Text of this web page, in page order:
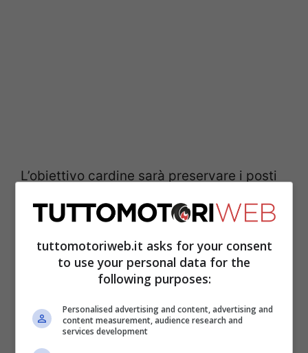
L’obiettivo cardine sarà preservare i posti
di lavoro sul lungo periodo, considerando
che dovrà fabbricare circa 250.000 veicoli
in meno a causa di componenti mancanti.
Il problema dovrebbe rientrare all’inizio del
semiconduttori migliorerà gradualmente.
L’azienda sta rispondendo massimizzando
tuttomotoriweb.it asks for your consent
to use your personal data for the
following purposes:
Personalised advertising and content, advertising and
content measurement, audience research and
services development